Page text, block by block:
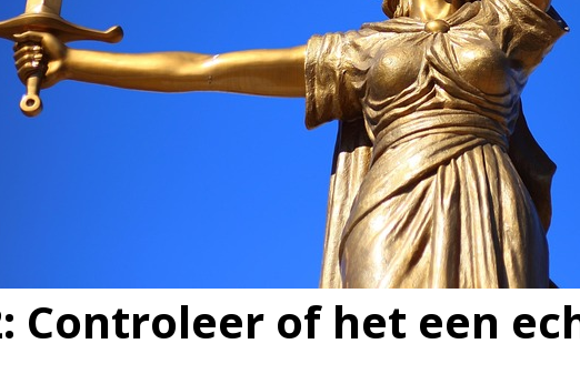
Controleer of het een